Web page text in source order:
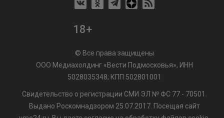
18+
© Все права защищены
ООО Медиахолдинг «Вести Подмосковья», ИНН
5028035348; КПП 502801001
Свидетельство о регистрации СМИ ЭЛ № ФС 77 - 70501.
Выдано Роскомнадзором 25.07.2017. Посещая сайт